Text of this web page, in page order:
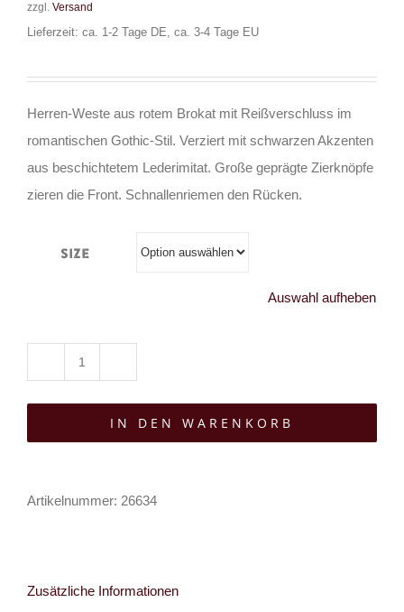
zzgl. Versand
Lieferzeit: ca. 1-2 Tage DE, ca. 3-4 Tage EU
Herren-Weste aus rotem Brokat mit Reißverschluss im
romantischen Gothic-Stil. Verziert mit schwarzen Akzenten
aus beschichtetem Lederimitat. Große geprägte Zierknöpfe
zieren die Front. Schnallenriemen den Rücken.
Size
Auswahl aufheben
Rave
Weste
Menge
IN DEN WARENKORB
Artikelnummer: 26634
Zusätzliche Informationen